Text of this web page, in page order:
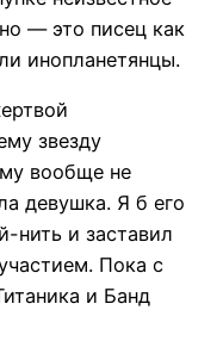
— это писец как
инопланетянцы.
звезду
вообще не
девушка. Я б его
нить и заставил
Пока с
и Банд